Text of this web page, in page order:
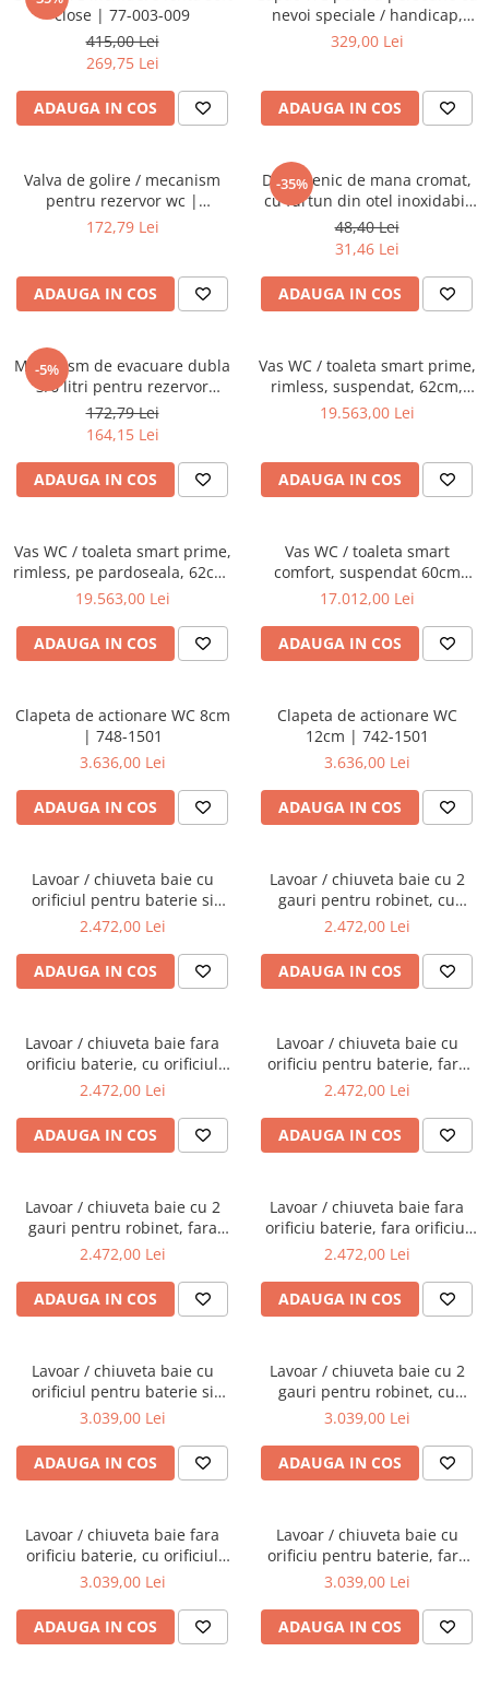
Baterii lavoar montare pe tavan
Baterii pentru bideu
Robinete baie
Robinete coltar
Robinete de trecere
close | 77-003-009
415,00 Lei
269,75 Lei
ADAUGA IN COS
nevoi speciale / handicap,
duroplast, crossbar cu
329,00 Lei
ADAUGA IN COS
Valva de golire / mecanism
pentru rezervor wc |
436439YP
172,79 Lei
ADAUGA IN COS
-35%
Dus igienic de mana cromat,
cu furtun din otel inoxidabil
120cm, cap rotativ, buton
actionare pe partea inferioara
| 3029
48,40 Lei
31,46 Lei
ADAUGA IN COS
-5%
Mecanism de evacuare dubla
3/6 litri pentru rezervor
incastrat VitrA, compatibil cu
suport dreptunghiular |
436868YP
172,79 Lei
164,15 Lei
ADAUGA IN COS
Vas WC / toaleta smart prime,
rimless, suspendat, 62cm,
fixare ascunsa | 7231B403-
19.563,00 Lei
ADAUGA IN COS
Vas WC / toaleta smart prime,
rimless, pe pardoseala, 62cm,
cu iesire universala |
19.563,00 Lei
ADAUGA IN COS
Vas WC / toaleta smart
comfort, suspendat 60cm
fixare ascunsa | 5674B403-
17.012,00 Lei
ADAUGA IN COS
Clapeta de actionare WC 8cm
| 748-1501
3.636,00 Lei
ADAUGA IN COS
Clapeta de actionare WC
12cm | 742-1501
3.636,00 Lei
ADAUGA IN COS
Lavoar / chiuveta baie cu
orificiul pentru baterie si
preaplin, 40cm | 7317B403-
2.472,00 Lei
ADAUGA IN COS
Lavoar / chiuveta baie cu 2
gauri pentru robinet, cu
orificiul preaplin, 40cm |
2.472,00 Lei
ADAUGA IN COS
Lavoar / chiuveta baie fara
orificiu baterie, cu orificiul
preaplin, 40cm | 7317B403-
2.472,00 Lei
ADAUGA IN COS
Lavoar / chiuveta baie cu
orificiu pentru baterie, fara
orificiul preaplin, 40cm |
2.472,00 Lei
ADAUGA IN COS
Lavoar / chiuveta baie cu 2
gauri pentru robinet, fara
orificiul preaplin, 40cm |
2.472,00 Lei
ADAUGA IN COS
Lavoar / chiuveta baie fara
orificiu baterie, fara orificiul
preaplin, 40cm | 7317B403-
2.472,00 Lei
ADAUGA IN COS
Lavoar / chiuveta baie cu
orificiul pentru baterie si
preaplin 60cm | 7316B403-
3.039,00 Lei
ADAUGA IN COS
Lavoar / chiuveta baie cu 2
gauri pentru robinet, cu
orificiul preaplin 60cm |
3.039,00 Lei
ADAUGA IN COS
Lavoar / chiuveta baie fara
orificiu baterie, cu orificiul
preaplin 60cm | 7316B403-
3.039,00 Lei
ADAUGA IN COS
Lavoar / chiuveta baie cu
orificiu pentru baterie, fara
orificiul preaplin 60cm |
3.039,00 Lei
ADAUGA IN COS